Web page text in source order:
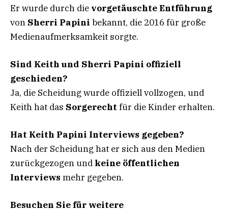
Er wurde durch die vorgetäuschte Entführung
von Sherri Papini bekannt, die 2016 für große
Medienaufmerksamkeit sorgte.
Sind Keith und Sherri Papini offiziell
geschieden?
Ja, die Scheidung wurde offiziell vollzogen, und
Keith hat das Sorgerecht für die Kinder erhalten.
Hat Keith Papini Interviews gegeben?
Nach der Scheidung hat er sich aus den Medien
zurückgezogen und keine öffentlichen
Interviews mehr gegeben.
Besuchen Sie für weitere